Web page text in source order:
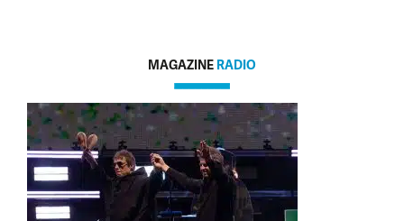
MAGAZINE RADIO